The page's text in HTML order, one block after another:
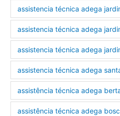
assistencia técnica adega
assistencia técnica adega
assistencia técnica adega
assistencia técnica adega
assistência técnica adega
assistência técnica adega